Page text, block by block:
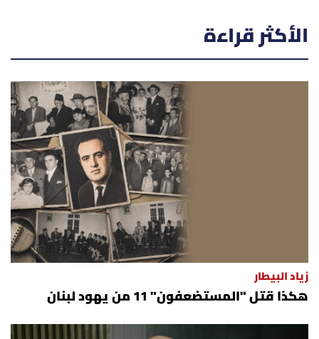
الأكثر قراءة
زياد البيطار
هكذا قتل "المستضعفون" 11 من يهود لبنان